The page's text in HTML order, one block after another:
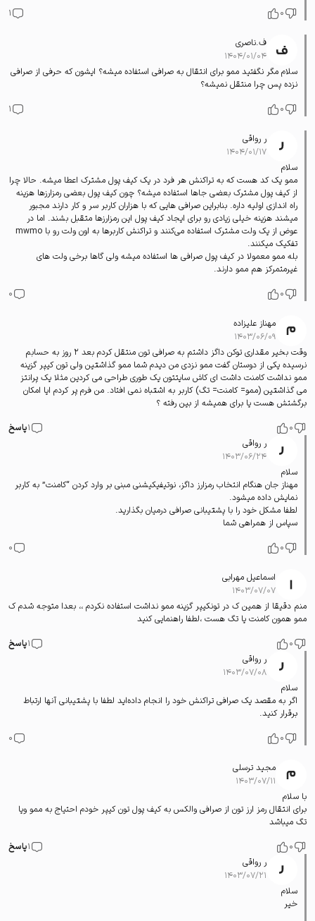
0
1
ف.ناصری
۱۴۰۴/۰۱/۰۴
سلام مگر نگفتید ممو برای انتقال به صرافی استفاده میشه؟ ایشون که حرفی از صرافی
نزده پس چرا منتقل نمیشه؟
0
1
ر رواقی
۱۴۰۴/۰۱/۱۷
سلام
ممو یک کد هست که به تراکنش هر فرد در یک کیف پول مشترک اعطا میشه. حالا چرا
از کیف پول مشترک بعضی جاها استفاده میشه؟ چون کیف پول بعضی رمزارزها هزینه
راه اندازی اولیه داره. بنابراین صرافی هایی که با هزاران کاربر سر و کار دارند مجبور
میشند هزینه خیلی زیادی رو برای ایجاد کیف پول این رمزارزها متقبل بشند. اما در
عوض از یک ولت مشترک استفاده می‌کنند و تراکنش کاربرها به اون ولت رو با mwmo
تفکیک میکنند.
بله ممو معمولا در کیف پول صرافی ها استفاده میشه ولی گاها برخی ولت های
غیرمتمرکز هم ممو دارند.
0
0
مهناز علیزاده
۱۴۰۳/۰۶/۰۹
وقت بخیر مقداری توکن داگز داشتم به صرافی تون منتقل کردم بعد 2 روز به حسابم
نرسیده یکی از دوستان گفت ممو نزدی من دیدم شما ممو گذاشتین ولی تون کیپر گزینه
ممو نداشت کامنت داشت ای کاش سایتتون یک طوری طراحی می کردین مثلا یک پرانتز
می گذاشتین (ممو= کامنت= تگ) کاربر به اشتباه نمی افتاد. من فرم پر کردم ایا امکان
برگشتش هست یا برای همیشه از بین رفته ؟
0
1پاسخ
ر رواقی
۱۴۰۳/۰۶/۲۴
سلام
مهناز جان هنگام انتخاب رمزارز داگز، نوتیفیکیشنی مبنی بر وارد کردن “کامنت” به کاربر
نمایش داده میشود.
لطفا مشکل خود را با پشتیبانی صرافی درمیان بگذارید.
سپاس از همراهی شما
0
0
اسماعیل مهرابی
۱۴۰۳/۰۷/۰۷
منم دقیقا از همین ک در تونکیپر گزینه ممو نداشت استفاده نکردم ،، بعدا متوجه شدم ک
ممو همون کامنت یا تگ هست ،لطفا راهنمایی کنید
0
1پاسخ
ر رواقی
۱۴۰۳/۰۷/۰۸
سلام
اگر به مقصد یک صرافی تراکنش خود را انجام داده‌اید لطفا با پشتیبانی آنها ارتباط
برقرار کنید.
0
0
مجید ترسلی
۱۴۰۳/۰۷/۱۱
با سلام
برای انتقال رمز ارز تون از صرافی والکس به کیف پول تون کیپر خودم احتیاج به ممو ویا
تگ میباشد
0
1پاسخ
ر رواقی
۱۴۰۳/۰۷/۲۱
سلام
خیر